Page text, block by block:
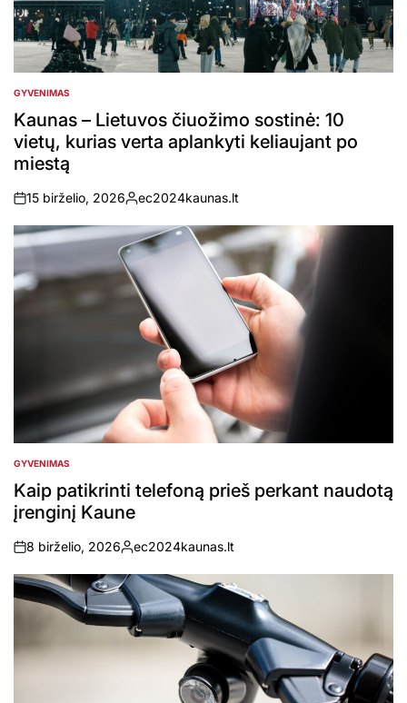
POSTED
IN
GYVENIMAS
Kaunas – Lietuvos čiuožimo sostinė: 10
vietų, kurias verta aplankyti keliaujant po
miestą
on
15 birželio, 2026
Posted
by
ec2024kaunas.lt
POSTED
IN
GYVENIMAS
Kaip patikrinti telefoną prieš perkant naudotą
įrenginį Kaune
on
8 birželio, 2026
Posted
by
ec2024kaunas.lt